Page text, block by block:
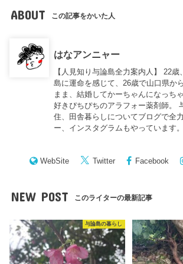
ABOUT この記事をかいた人
はなアンニャー
【人見知り与論島全力案内人】 22
島に運命を感じて、26歳で山口県か
まま、結婚してかーちゃんになっち
好きぴちぴちのアラフォー薬剤師。
住、田舎暮らしについてブログで全
ー、インスタグラムもやっています。
WebSite Twitter Facebook
NEW POST このライターの最新記事
与論島の暮らし